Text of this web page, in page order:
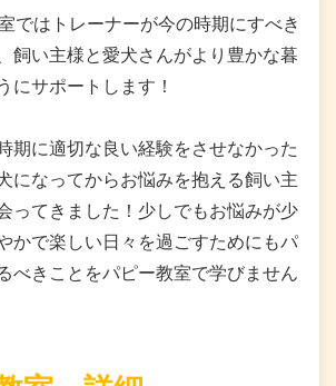
ではトレーナーが今の時期にすべき
飼い主様と愛犬さんがより豊かな暮
にサポートします！
期に適切な良い経験をさせなかった
になってからお悩みを抱える飼い主
ってきました！少しでもお悩みが少
かで楽しい日々を過ごすためにもパ
べきことをパピー教室で学びません